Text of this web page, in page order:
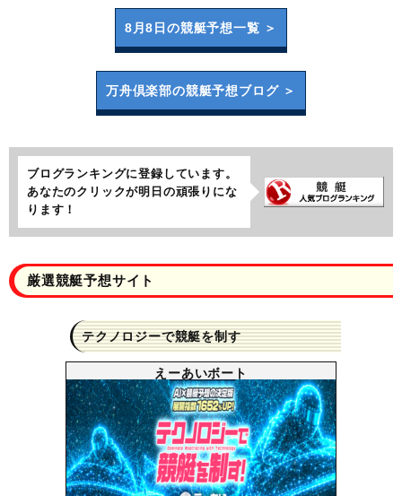
8月8日の競艇予想一覧 ＞
万舟倶楽部の競艇予想ブログ ＞
ブログランキングに登録しています。
あなたのクリックが明日の頑張りにな
ります！
厳選競艇予想サイト
テクノロジーで競艇を制す
えーあいボート